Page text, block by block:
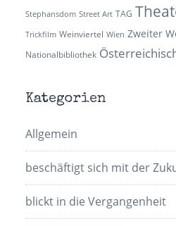
Stephansdom Street Art TAG
Trickfilm Weinviertel Wien Zweiter
Nationalbibliothek
Kategorien
Allgemein
beschäftigt sich mit der
blickt in die Vergangenheit